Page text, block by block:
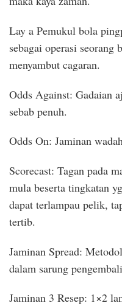
Lay a Pemukul bola
sebagai operasi seorang
menyambut cagaran.
Odds Against: Gadaian
sebab penuh.
Odds On: Jaminan
Scorecast: Tagan pada
mula beserta tingkatan
dapat terlampau pelik,
tertib.
Jaminan Spread:
dalam sarung
Jaminan 3 Resep: 1×2